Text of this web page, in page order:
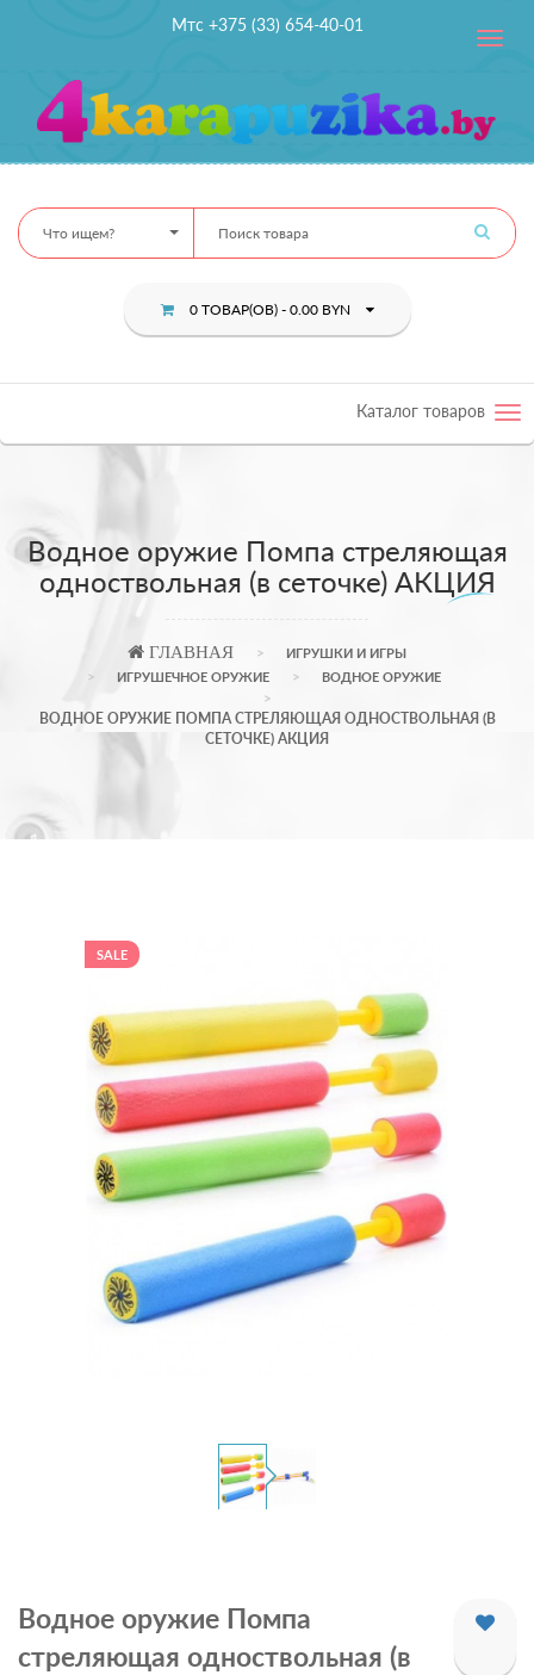
Мтс +375 (33) 654-40-01
Toggle
Что ищем?
0 ТОВАР(ОВ) - 0.00 BYN
Каталог товаров
Водное оружие Помпа стреляющая
одноствольная (в сеточке) АКЦИЯ
ГЛАВНАЯ
ИГРУШКИ И ИГРЫ
ИГРУШЕЧНОЕ ОРУЖИЕ
ВОДНОЕ ОРУЖИЕ
ВОДНОЕ ОРУЖИЕ ПОМПА СТРЕЛЯЮЩАЯ ОДНОСТВОЛЬНАЯ (В
СЕТОЧКЕ) АКЦИЯ
SALE
Водное оружие Помпа
стреляющая одноствольная (в